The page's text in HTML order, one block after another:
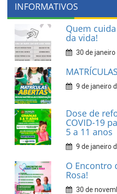
INFORMATIVOS
Quem
da vida!
30 de janeiro
9 de janeiro
Dose de
COVID-19
5 a 11 anos
9 de janeiro
O Encontro
Rosa!
30 de